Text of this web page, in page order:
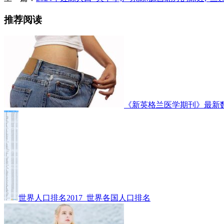
推荐阅读
《新英格兰医学期刊》最新
世界人口排名2017_世界各国人口排名